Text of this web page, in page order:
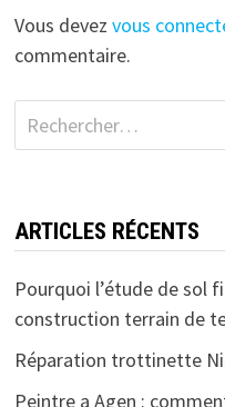
Vous devez vous
commentaire.
Rechercher :
ARTICLES RÉCENTS
Pourquoi l’étude de sol
construction terrain de
Réparation trottinette
Peintre a Agen :